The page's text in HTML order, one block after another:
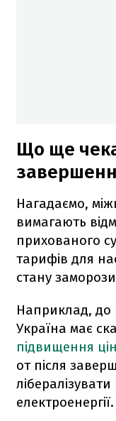
Що ще
Нагадаємо,
вимагають
прихованого
тарифів для
стану
Наприклад, до
Україна має
підвищення цін
от після
електроенергії.